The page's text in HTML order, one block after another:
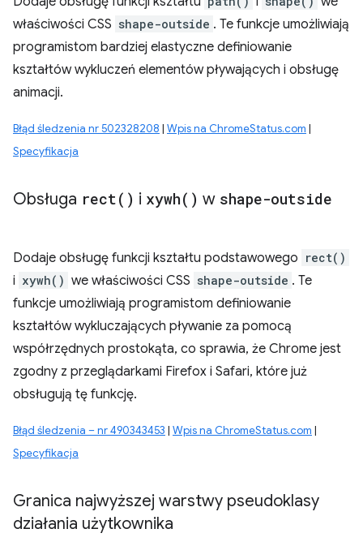
właściwości CSS shape-outside . Te funkcje umożliwiają
programistom bardziej elastyczne definiowanie
kształtów wykluczeń elementów pływających i obsługę
animacji.
Błąd śledzenia nr 502328208 | Wpis na ChromeStatus.com |
Specyfikacja
Obsługa rect( ) i xywh( ) w shape-outside
Dodaje obsługę funkcji kształtu podstawowego rect()
i xywh() we właściwości CSS shape-outside . Te
funkcje umożliwiają programistom definiowanie
kształtów wykluczających pływanie za pomocą
współrzędnych prostokąta, co sprawia, że Chrome jest
zgodny z przeglądarkami Firefox i Safari, które już
obsługują tę funkcję.
Błąd śledzenia – nr 490343453 | Wpis na ChromeStatus.com |
Specyfikacja
Granica najwyższej warstwy pseudoklasy
działania użytkownika